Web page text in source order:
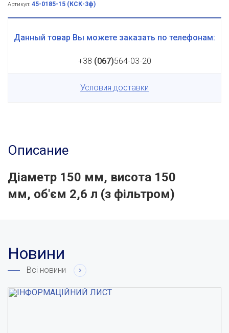
Артикул: 45-0185-15 (КСК-3ф)
Данный товар Вы можете заказать по телефонам:
+38 (067)564-03-20
Условия доставки
Описание
Діаметр 150 мм, висота 150
мм, об'єм 2,6 л (з фільтром)
Новини
Всі новини